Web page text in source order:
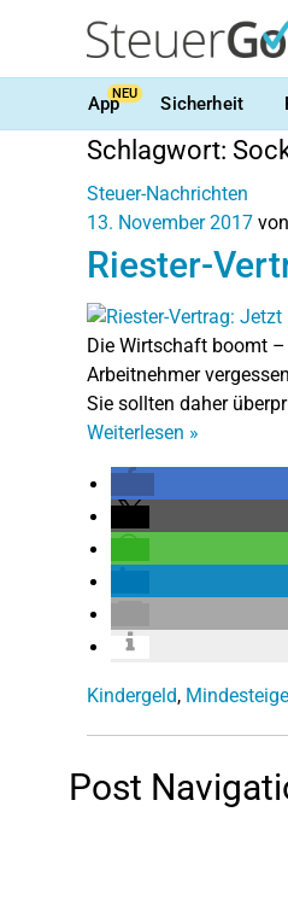
AppNEU Sicherheit
Schlagwort:
Steuer-Nachrichten
13. November 2017 von
Riester-
Die Wirtschaft boomt
Arbeitnehmer
Sie sollten daher
Weiterlesen »
Kindergeld,
Post